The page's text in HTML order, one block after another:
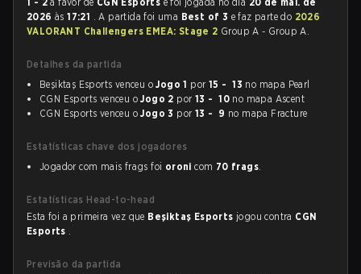
2026 às17:21 . A partida foi uma Best of 3 e faz parte do 2026
VALORANT Challengers EMEA: Stage 2 Group A - Group A.
Detalhes da partida
Beşiktaş Esports venceu oJogo 1 por 15 - 13 no mapa Pearl
CGN Esports venceu oJogo 2 por 13 - 10 no mapa Ascent
CGN Esports venceu oJogo 3 por 13 - 9 no mapa Fracture
Estatísticas chave dos jogadores
Jogador com mais frags foi oroni com 70 frags.
Estatísticas Head-to-head
Esta foi a primeira vez que Beşiktaş Esports jogou contra CGN
Esports .
Previsão da partida